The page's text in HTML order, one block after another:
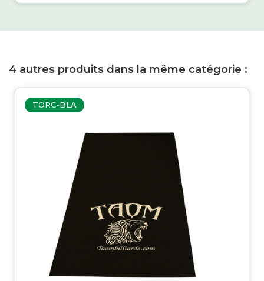
4 autres produits dans la même catégorie :
TORC-BLA